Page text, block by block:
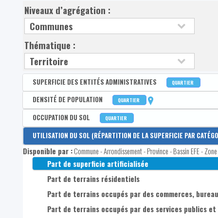
Niveaux d’agrégation :
Thématique :
SUPERFICIE DES ENTITÉS ADMINISTRATIVES QUARTIER
Disponible par :Commune - Arrondissement - Province - Bassin EFE -
Superficie en km²
DENSITÉ DE POPULATION QUARTIER
Disponible par :Commune - Arrondissement - Province - Bassin EFE -
Densité de population contemporaine (hab./km²)
Densité de population pour comparaisons
OCCUPATION DU SOL QUARTIER
Disponible par :Commune - Arrondissement - Province - Bassin EFE -
Part de superficie occupée par un revêtement
Part de superficie occupée par des constructions
Part de superficie occupée par le réseau ferroviaire
Part de superficie occupée par des sols nus
UTILISATION DU SOL (RÉPARTITION DE LA SUPERFICIE PAR
Disponible par :Commune - Arrondissement - Province - Bassin EFE -
Part de superficie artificialisée
Part de terrains résidentiels
Part de terrains occupés par des commerces,
Part de terrains occupés par des services publics et